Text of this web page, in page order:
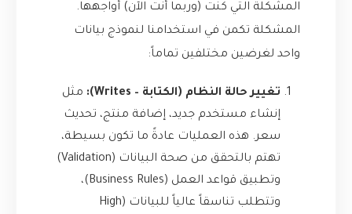
المشكلة التي كنت (وربما أنت الآن) أواجهها.
المشكلة تكمن في استخدامنا لنموذج بيانات
واحد لغرضين مختلفين تماماً:
تغيير حالة النظام (الكتابة – Writes):
مثل
إنشاء مستخدم جديد، إضافة منتج، تحديث
سعر. هذه العمليات عادةً ما تكون بسيطة،
تهتم بالتحقق من صحة البيانات (Validation)
وتطبيق قواعد العمل (Business Rules)،
وتتطلب تناسقاً عالياً للبيانات (High